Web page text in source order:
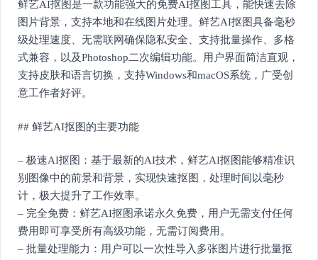
鲜艺AI抠图是一款功能强大的免费AI抠图工具，能快速去除
图片背景，支持本地和在线图片处理。鲜艺AI抠图具备毫秒
级处理速度、无需联网确保隐私安全、支持批量操作、多格
式兼容，以及Photoshop二次编辑功能。用户界面简洁直观，
支持皮肤和语言切换，支持Windows和macOS系统，广受创
意工作者好评。
## 鲜艺AI抠图的主要功能
– 极速AI抠图：基于最新的AI技术，鲜艺AI抠图能够精准识
别图像中的前景和背景，实现快速抠图，处理时间以毫秒
计，极大提升了工作效率。
– 完全免费：鲜艺AI抠图承诺永久免费，用户无需支付任何
费用即可享受所有高级功能，无需订阅费用。
– 批量处理能力：用户可以一次性导入多张图片进行批量抠